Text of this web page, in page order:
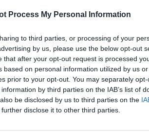
Process My Personal Information
to third parties, or processing of your
by us, please use the below opt-out
that after your opt-out request is processed
based on personal information utilized by us
prior to your opt-out. You may separately
by third parties on the IAB’s list of
be disclosed by us to third parties on the
disclose it to other third parties.
2026ORE 19:00
Gwyneth Paltrow
è stata immortalata ad Arezzo. Per la
storico durante la Fiera Antiquaria